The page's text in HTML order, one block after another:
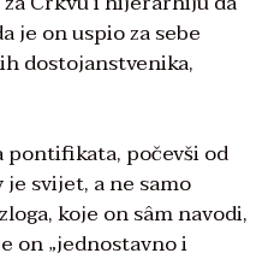
je on uspio za sebe
dostojanstvenika,
pontifikata, počevši od
svijet, a ne samo
koje on sâm navodi,
on „jednostavno i